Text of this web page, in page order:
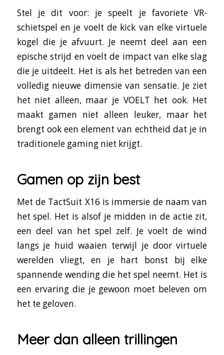
Stel je dit voor: je speelt je favoriete VR-
schietspel en je voelt de kick van elke virtuele
kogel die je afvuurt. Je neemt deel aan een
epische strijd en voelt de impact van elke slag
die je uitdeelt. Het is als het betreden van een
volledig nieuwe dimensie van sensatie. Je ziet
het niet alleen, maar je VOELT het ook. Het
maakt gamen niet alleen leuker, maar het
brengt ook een element van echtheid dat je in
traditionele gaming niet krijgt.
Gamen op zijn best
Met de TactSuit X16 is immersie de naam van
het spel. Het is alsof je midden in de actie zit,
een deel van het spel zelf. Je voelt de wind
langs je huid waaien terwijl je door virtuele
werelden vliegt, en je hart bonst bij elke
spannende wending die het spel neemt. Het is
een ervaring die je gewoon moet beleven om
het te geloven.
Meer dan alleen trillingen